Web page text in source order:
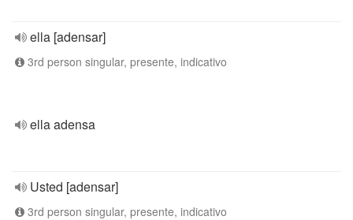
ella [adensar]
3rd person singular, presente, indicativo
ella adensa
Usted [adensar]
3rd person singular, presente, indicativo